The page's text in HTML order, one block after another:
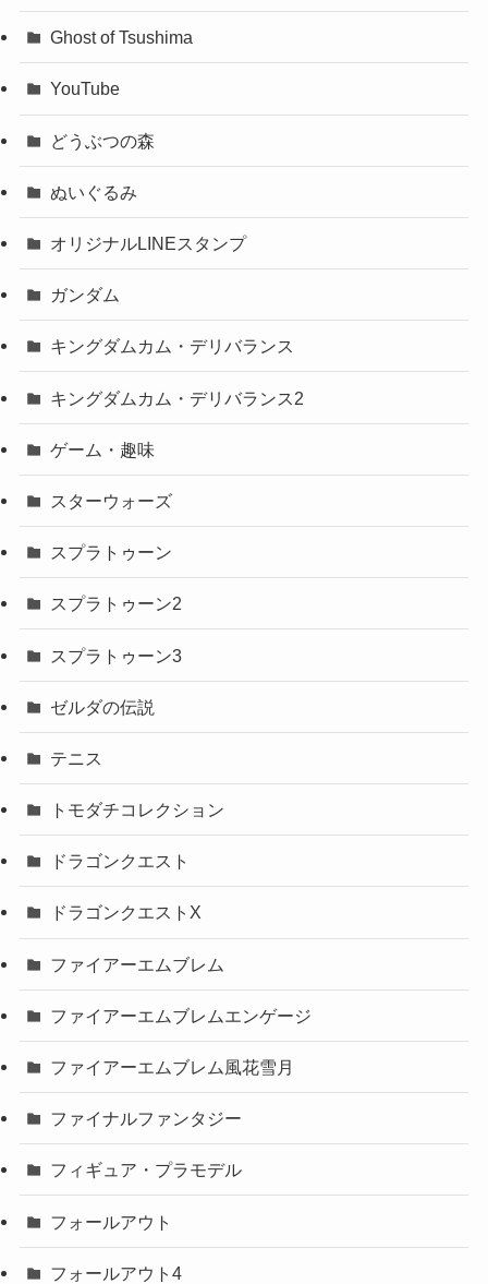
Ghost of Tsushima
YouTube
どうぶつの森
ぬいぐるみ
オリジナルLINEスタンプ
ガンダム
キングダムカム・デリバランス
キングダムカム・デリバランス2
ゲーム・趣味
スターウォーズ
スプラトゥーン
スプラトゥーン2
スプラトゥーン3
ゼルダの伝説
テニス
トモダチコレクション
ドラゴンクエスト
ドラゴンクエストX
ファイアーエムブレム
ファイアーエムブレムエンゲージ
ファイアーエムブレム風花雪月
ファイナルファンタジー
フィギュア・プラモデル
フォールアウト
フォールアウト4